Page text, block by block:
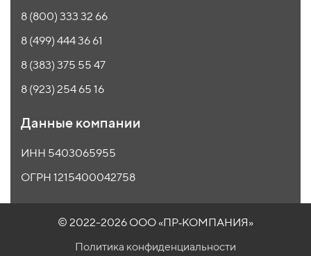
8 (800) 333 32 66
8 (499) 444 36 61
8 (383) 375 55 47
8 (923) 254 65 16
Данные компании
ИНН 5403065955
ОГРН 1215400042758
© 2022-2026 ООО «ПР‑КОМПАНИЯ»
Политика конфиденциальности